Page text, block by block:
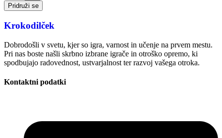
Pridruži se
Krokodilček
Dobrodošli v svetu, kjer so igra, varnost in učenje na prvem mestu.
Pri nas boste našli skrbno izbrane igrače in otroško opremo, ki
spodbujajo radovednost, ustvarjalnost ter razvoj vašega otroka.
Kontaktni podatki